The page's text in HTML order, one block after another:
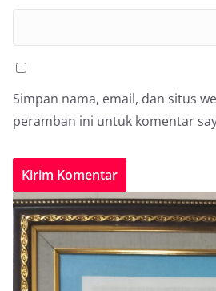
Simpan nama, email, dan situs
peramban ini untuk komentar